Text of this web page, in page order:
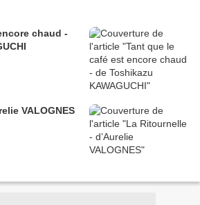
chaud -
VALOGNES